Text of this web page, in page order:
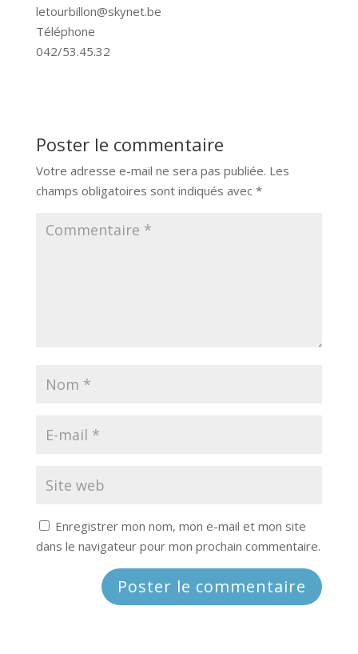
letourbillon@skynet.be
Téléphone
042/53.45.32
Poster le commentaire
Votre adresse e-mail ne sera pas publiée. Les
champs obligatoires sont indiqués avec *
Enregistrer mon nom, mon e-mail et mon site
dans le navigateur pour mon prochain commentaire.